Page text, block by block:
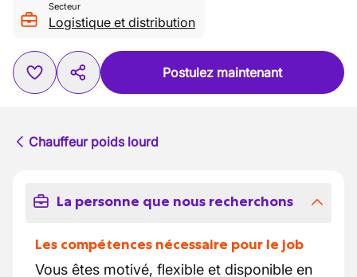
Secteur
Logistique et distribution
Postulez maintenant
Chauffeur poids lourd
La personne que nous recherchons
Les compétences nécessaire pour le job
Vous êtes motivé, flexible et disponible en